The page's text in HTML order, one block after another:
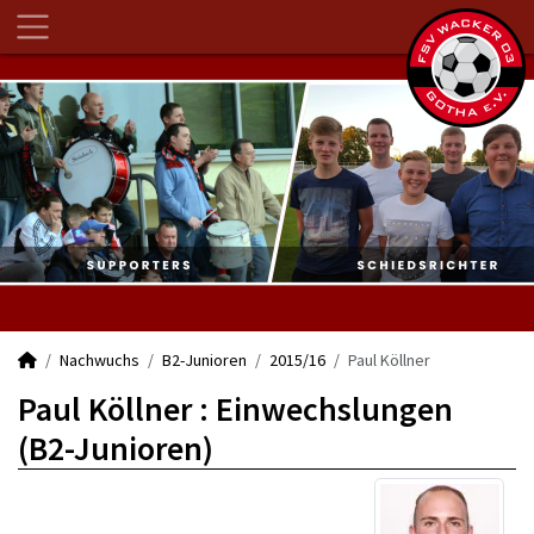
Nachwuchs B2-Junioren 2015/16 Paul Köllner
Paul Köllner : Einwechslungen
(B2-Junioren)